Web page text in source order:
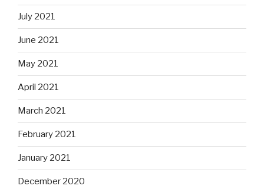
July 2021
June 2021
May 2021
April 2021
March 2021
February 2021
January 2021
December 2020